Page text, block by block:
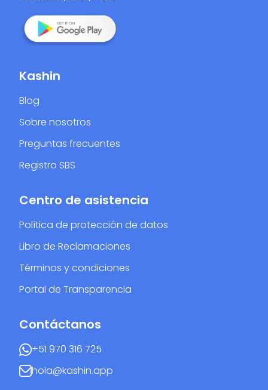
Kashin
Blog
Sobre nosotros
Preguntas frecuentes
Registro SBS
Centro de asistencia
Política de protección de datos
Libro de Reclamaciones
Términos y condiciones
Portal de Transparencia
Contáctanos
+51 970 316 725
hola@kashin.app